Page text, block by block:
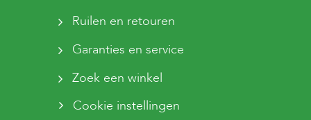
Ruilen en retouren
Garanties en service
Zoek een winkel
Cookie instellingen